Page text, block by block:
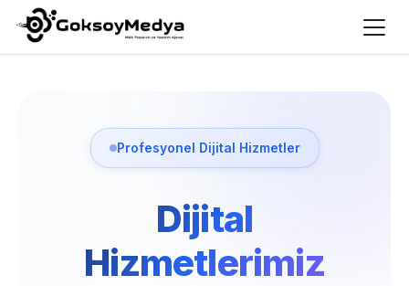
Profesyonel Dijital Hizmetler
Dijital
Hizmetlerimiz